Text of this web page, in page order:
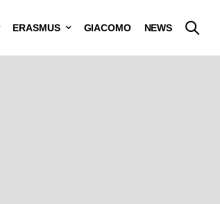
ERASMUS GIACOMO NEWS